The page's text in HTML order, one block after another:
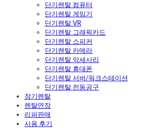
단기렌탈 컴퓨터
단기렌탈 게임기
단기렌탈 VR
단기렌탈 그래픽카드
단기렌탈 스피커
단기렌탈 카메라
단기렌탈 악세사리
단기렌탈 휴대폰
단기렌탈 서버/워크스테이션
단기렌탈 전동공구
장기렌탈
렌탈연장
리퍼판매
사용 후기